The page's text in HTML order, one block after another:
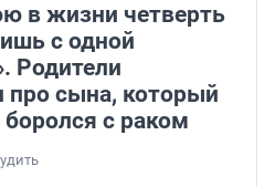
в жизни четверть
с одной
Родители
про сына, который
с раком